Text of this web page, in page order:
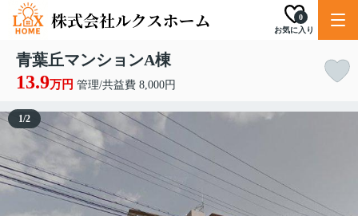
お気に入り
0
青葉丘マンションA棟
13.9万円 管理/共益費 8,000円
1/2